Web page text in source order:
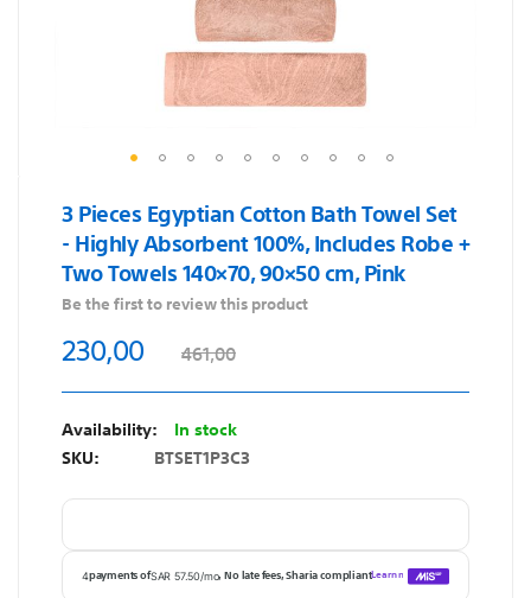
to
the
beginning
of
images
gallery
3 Pieces Egyptian Cotton Bath Towel Set
- Highly Absorbent 100%, Includes Robe +
Two Towels 140×70, 90×50 cm, Pink
Be the first to review this product
230,00 461,00
In stock
SKU
BTSET1P3C3